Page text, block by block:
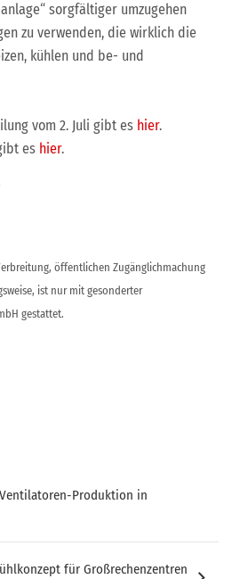
sorgfältiger umzugehen
zu verwenden, die wirklich die
kühlen und be- und
vom 2. Juli gibt es hier.
es hier.
öffentlichen Zugänglichmachung
ist nur mit gesonderter
gestattet.
Produktion in
für Großrechenzentren